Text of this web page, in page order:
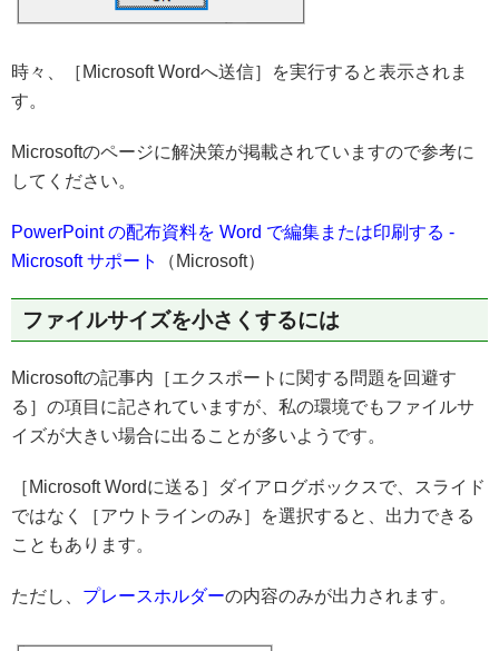
時々、［Microsoft Wordへ送信］を実行すると表示されま
す。
Microsoftのページに解決策が掲載されていますので参考に
してください。
PowerPoint の配布資料を Word で編集または印刷する -
Microsoft サポート
（Microsoft）
ファイルサイズを小さくするには
Microsoftの記事内［エクスポートに関する問題を回避す
る］の項目に記されていますが、私の環境でもファイルサ
イズが大きい場合に出ることが多いようです。
［Microsoft Wordに送る］ダイアログボックスで、スライド
ではなく［アウトラインのみ］を選択すると、出力できる
こともあります。
ただし、 プレースホルダーの内容のみが出力されます。